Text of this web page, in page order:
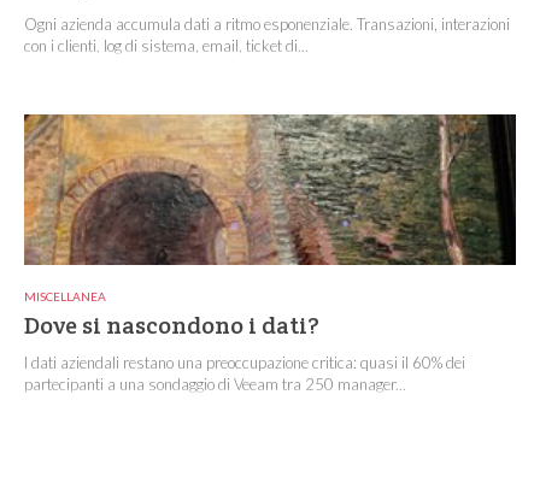
Ogni azienda accumula dati a ritmo esponenziale. Transazioni, interazioni
con i clienti, log di sistema, email, ticket di...
MISCELLANEA
Dove si nascondono i dati?
I dati aziendali restano una preoccupazione critica: quasi il 60% dei
partecipanti a una sondaggio di Veeam tra 250 manager...